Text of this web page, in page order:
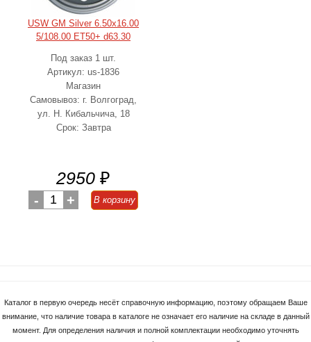
USW GM Silver 6.50x16.00
5/108.00 ET50+ d63.30
Под заказ 1 шт.
Артикул: us-1836
Магазин
Самовывоз: г. Волгоград,
ул. Н. Кибальчича, 18
Срок: Завтра
2950 ₽
- 1 + В корзину
Каталог в первую очередь несёт справочную информацию, поэтому обращаем Ваше
внимание, что наличие товара в каталоге не означает его наличие на складе в данный
момент. Для определения наличия и полной комплектации необходимо уточнять